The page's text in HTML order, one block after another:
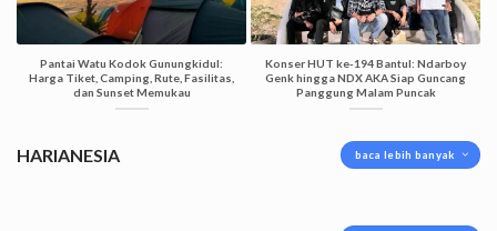
Pantai Watu Kodok Gunungkidul:
Harga Tiket, Camping, Rute, Fasilitas,
dan Sunset Memukau
Konser HUT ke-194 Bantul: Ndarboy
Genk hingga NDX AKA Siap Guncang
Panggung Malam Puncak
HARIANESIA baca lebih banyak